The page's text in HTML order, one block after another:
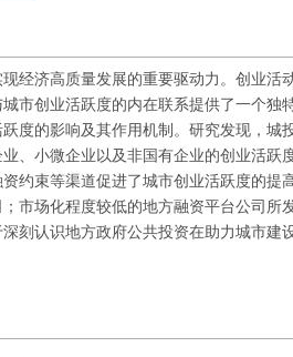
经济高质量发展的重要驱动力。创业
市创业活跃度的内在联系提供了一个
度的影响及其作用机制。研究发现，
、小微企业以及非国有企业的创业活
约束等渠道促进了城市创业活跃度的提
市场化程度较低的地方融资平台公司
刻认识地方政府公共投资在助力城市